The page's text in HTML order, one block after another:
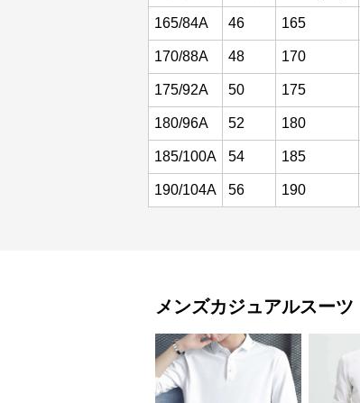
165/84A 46 165
170/88A 48 170
175/92A 50 175
180/96A 52 180
185/100A 54 185
190/104A 56 190
メンズカジュアルスーツ